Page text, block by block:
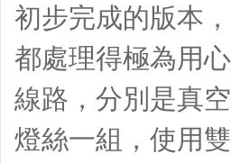
初步完成的版本
都處理得極為用
線路，分別是真
燈絲一組，使用